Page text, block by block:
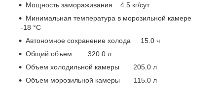
Мощность замораживания 4.5 кг/сут
Минимальная температура в морозильной камере
-18 °C
Автономное сохранение холода 15.0 ч
Общий объем 320.0 л
Объем холодильной камеры 205.0 л
Объем морозильной камеры 115.0 л